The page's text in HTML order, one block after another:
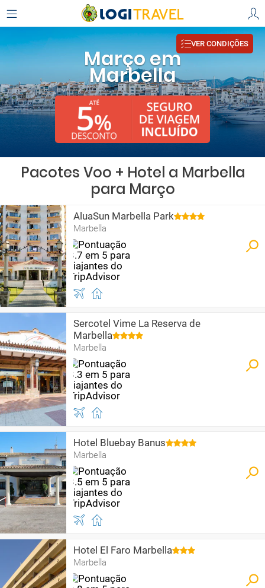
Março em
Marbella
VER CONDIÇÕES
Pacotes Voo + Hotel a Marbella
para Março
AluaSun Marbella Park
Marbella
Sercotel Vime La Reserva de
Marbella
Marbella
Hotel Bluebay Banus
Marbella
Hotel El Faro Marbella
Marbella